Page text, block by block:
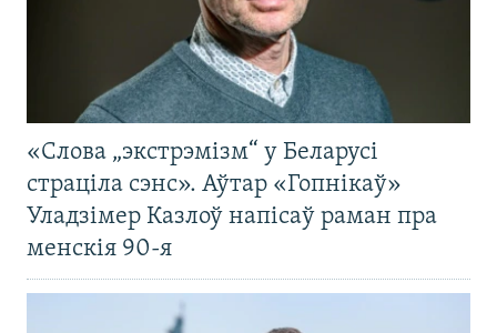
«Слова „экстрэмізм“ у Беларусі
страціла сэнс». Аўтар «Гопнікаў»
Уладзімер Казлоў напісаў раман пра
менскія 90-я